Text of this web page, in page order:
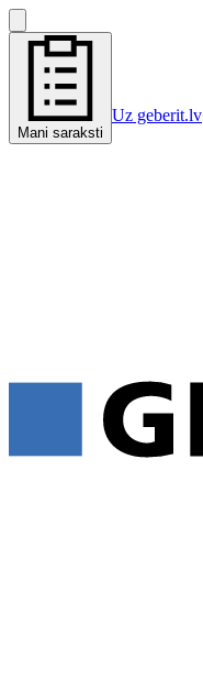
Mani saraksti
Uz geberit.lv